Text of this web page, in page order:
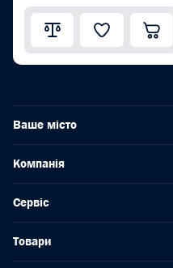
Ваше місто
Компанія
Сервіс
Товари